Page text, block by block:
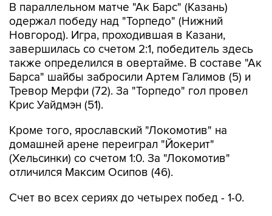
В параллельном матче "Ак Барс" (Казань)
одержал победу над "Торпедо" (Нижний
Новгород). Игра, проходившая в Казани,
завершилась со счетом 2:1, победитель здесь
также определился в овертайме. В составе "Ак
Барса" шайбы забросили Артем Галимов (5) и
Тревор Мерфи (72). За "Торпедо" гол провел
Крис Уайдмэн (51).
Кроме того, ярославский "Локомотив" на
домашней арене переиграл "Йокерит"
(Хельсинки) со счетом 1:0. За "Локомотив"
отличился Максим Осипов (46).
Счет во всех сериях до четырех побед - 1-0.